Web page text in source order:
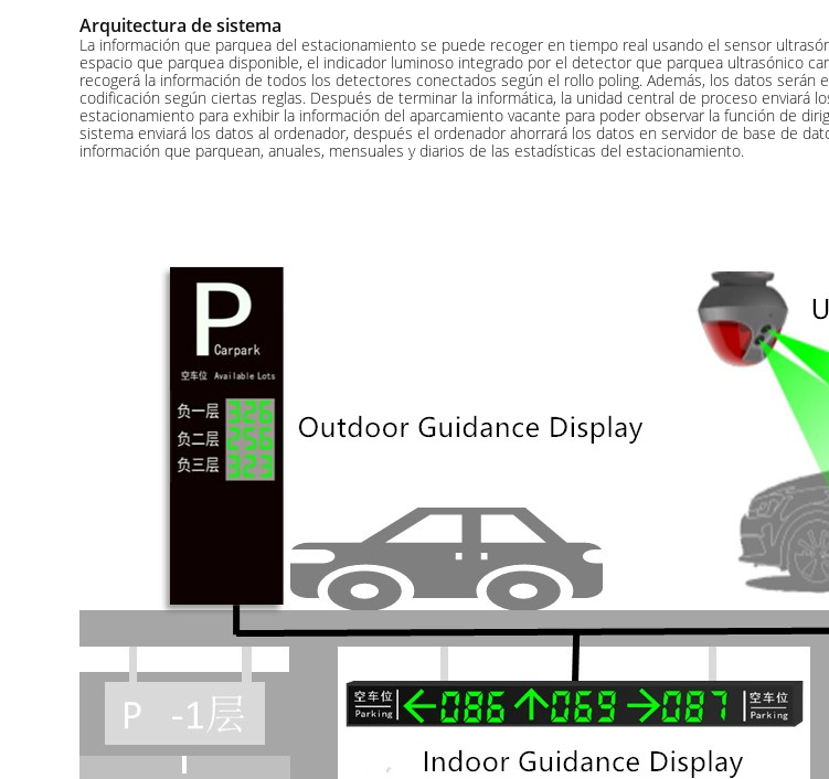
Arquitectura de sistema
La información que parquea del estacionamiento se puede recoger en tiempo real usando el sensor
espacio que parquea disponible, el indicador luminoso integrado por el detector que parquea ultrasónico
recogerá la información de todos los detectores conectados según el rollo poling. Además, los datos
codificación según ciertas reglas. Después de terminar la informática, la unidad central de proceso enviará
estacionamiento para exhibir la información del aparcamiento vacante para poder observar la función de
sistema enviará los datos al ordenador, después el ordenador ahorrará los datos en servidor de base de
información que parquean, anuales, mensuales y diarios de las estadísticas del estacionamiento.